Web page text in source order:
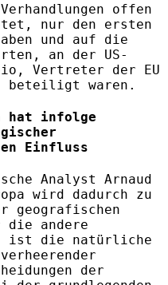
offen
nur den ersten
und auf die
an der US-
Vertreter der EU
beteiligt waren.
hat infolge
Einfluss
Analyst Arnaud
wird dadurch zu
geografischen
die andere
ist die natürliche
der